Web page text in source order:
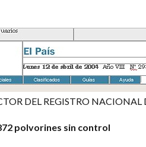
DEL REGISTRO NACIONAL
polvorines sin control